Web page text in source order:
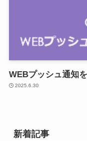
WEBプッシュ通知
2025.6.30
新着記事